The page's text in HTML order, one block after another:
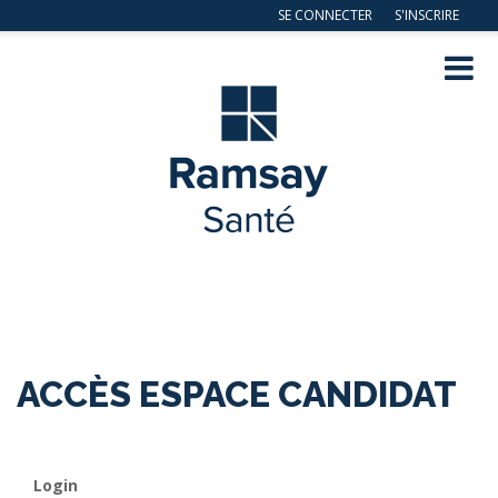
SE CONNECTER S'INSCRIRE
Navig
ACCÈS ESPACE CANDIDAT
Login